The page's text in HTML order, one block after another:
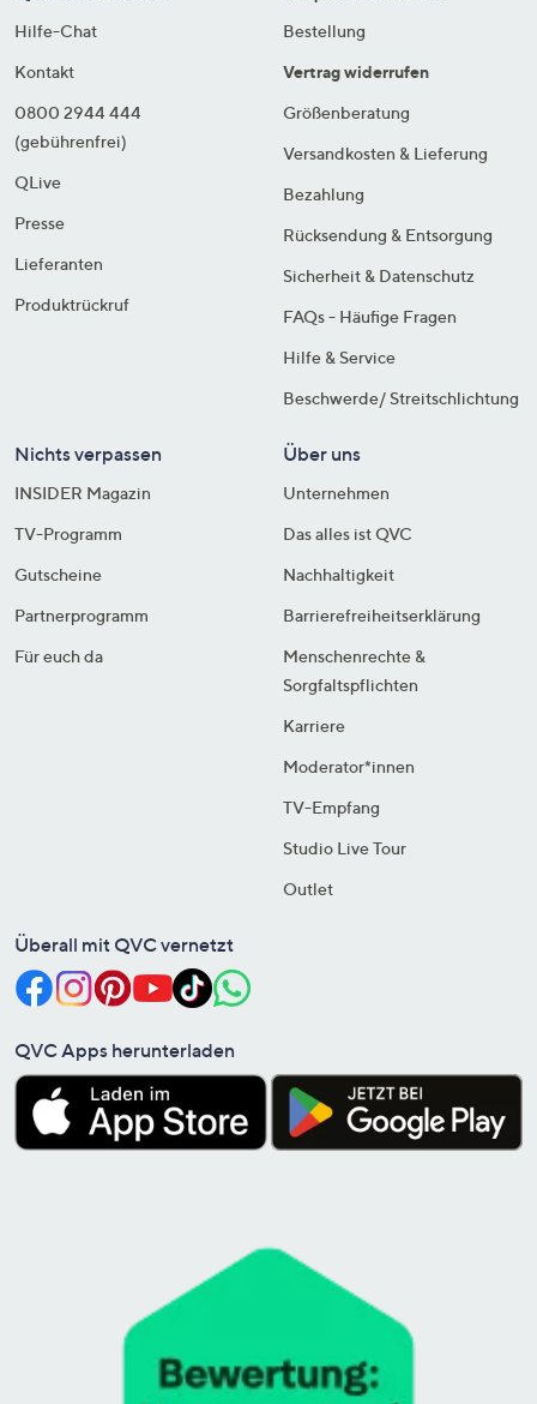
Hilfe-Chat
Kontakt
0800 2944 444
(gebührenfrei)
QLive
Presse
Lieferanten
Produktrückruf
Bestellung
Vertrag widerrufen
Größenberatung
Versandkosten & Lieferung
Bezahlung
Rücksendung & Entsorgung
Sicherheit & Datenschutz
FAQs - Häufige Fragen
Hilfe & Service
Beschwerde/ Streitschlichtung
Nichts verpassen
INSIDER Magazin
TV-Programm
Gutscheine
Partnerprogramm
Für euch da
Über uns
Unternehmen
Das alles ist QVC
Nachhaltigkeit
Barrierefreiheitserklärung
Menschenrechte &
Sorgfaltspflichten
Karriere
Moderator*innen
TV-Empfang
Studio Live Tour
Outlet
Überall mit QVC vernetzt
QVC Apps herunterladen